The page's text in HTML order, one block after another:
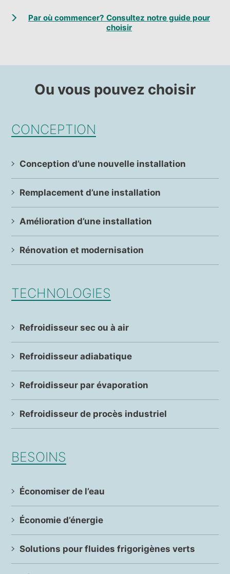
Par où commencer? Consultez notre guide pour
choisir
Ou vous pouvez choisir
CONCEPTION
Conception d’une nouvelle installation
Remplacement d’une installation
Amélioration d’une installation
Rénovation et modernisation
TECHNOLOGIES
Refroidisseur sec ou à air
Refroidisseur adiabatique
Refroidisseur par évaporation
Refroidisseur de procès industriel
BESOINS
Économiser de l’eau
Économie d’énergie
Solutions pour fluides frigorigènes verts